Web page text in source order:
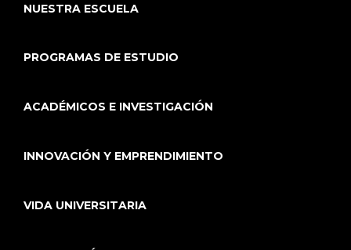
NUESTRA ESCUELA
PROGRAMAS DE ESTUDIO
ACADÉMICOS E INVESTIGACIÓN
INNOVACIÓN Y EMPRENDIMIENTO
VIDA UNIVERSITARIA